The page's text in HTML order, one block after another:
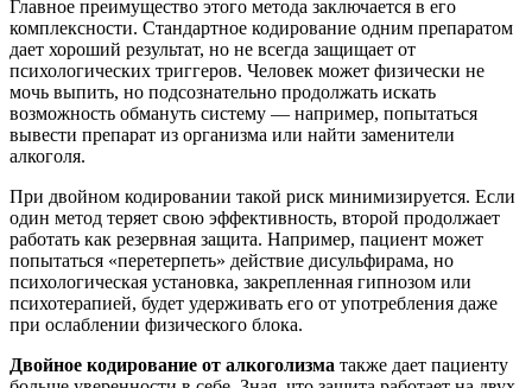
Главное преимущество этого метода заключается в его
комплексности. Стандартное кодирование одним препаратом
дает хороший результат, но не всегда защищает от
психологических триггеров. Человек может физически не
мочь выпить, но подсознательно продолжать искать
возможность обмануть систему — например, попытаться
вывести препарат из организма или найти заменители
алкоголя.
При двойном кодировании такой риск минимизируется. Если
один метод теряет свою эффективность, второй продолжает
работать как резервная защита. Например, пациент может
попытаться «перетерпеть» действие дисульфирама, но
психологическая установка, закрепленная гипнозом или
психотерапией, будет удерживать его от употребления даже
при ослаблении физического блока.
Двойное кодирование от алкоголизма также дает пациенту